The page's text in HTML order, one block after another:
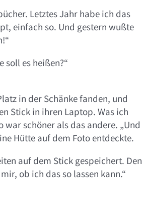
Letztes Jahr habe ich das
einfach so. Und gestern wußte
es heißen?“
in der Schänke fanden, und
Stick in ihren Laptop. Was ich
schöner als das andere. „Und
Hütte auf dem Foto entdeckte.
auf dem Stick gespeichert. Den
ob ich das so lassen kann.“